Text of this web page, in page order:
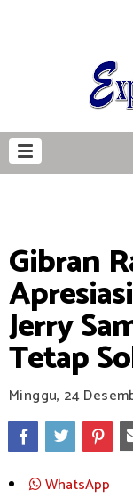
Gibran
Jerry
Tetap
Minggu, 24
WhatsApp